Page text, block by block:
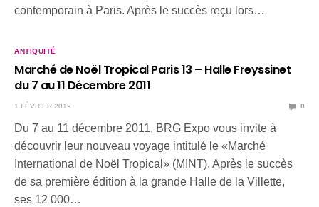
contemporain à Paris. Après le succès reçu lors…
ANTIQUITÉ
Marché de Noël Tropical Paris 13 – Halle Freyssinet
du 7 au 11 Décembre 2011
1 FÉVRIER 2019 0
Du 7 au 11 décembre 2011, BRG Expo vous invite à
découvrir leur nouveau voyage intitulé le «Marché
International de Noël Tropical» (MINT). Après le succès
de sa première édition à la grande Halle de la Villette,
ses 12 000…